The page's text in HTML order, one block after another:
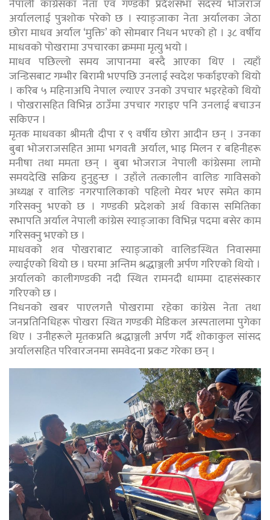
नेपाली कांग्रेसका नेता एवं गण्डकी प्रदेशसभा सदस्य भोजराज
अर्याललाई पुत्रशोक परेको छ । स्याङ्जाका नेता अर्यालका जेठा
छोरा माधव अर्याल ‘मुक्ति’ को सोमबार निधन भएको हो । ३८ वर्षीय
माधवको पोखरामा उपचारका क्रममा मृत्यु भयो ।
माधव पछिल्लो समय जापानमा बस्दै आएका थिए । त्यहाँ
जन्डिसबाट गम्भीर बिरामी भएपछि उनलाई स्वदेश फर्काइएको थियो
। करिब ५ महिनाअघि नेपाल ल्याएर उनको उपचार भइरहेको थियो
। पोखरासहित विभिन्न ठाउँमा उपचार गराइए पनि उनलाई बचाउन
सकिएन ।
मृतक माधवका श्रीमती दीपा र ९ वर्षीय छोरा आदीन छन् । उनका
बुबा भोजराजसहित आमा भगवती अर्याल, भाइ मिलन र बहिनीहरू
मनीषा तथा ममता छन् । बुबा भोजराज नेपाली कांग्रेसमा लामो
समयदेखि सक्रिय हुनुहुन्छ । उहाँले तत्कालीन वालिङ गाविसको
अध्यक्ष र वालिङ नगरपालिकाको पहिलो मेयर भएर समेत काम
गरिसक्नु भएको छ । गण्डकी प्रदेशको अर्थ विकास समितिका
सभापति अर्याल नेपाली कांग्रेस स्याङ्जाका विभिन्न पदमा बसेर काम
गरिसक्नु भएको छ ।
माधवको शव पोखराबाट स्याङ्जाको वालिङस्थित निवासमा
ल्याईएको थियो छ । घरमा अन्तिम श्रद्धाञ्जली अर्पण गरिएको थियो ।
अर्यालको कालीगण्डकी नदी स्थित रामनदी धाममा दाहसंस्कार
गरिएको छ ।
निधनको खबर पाएलगत्तै पोखरामा रहेका कांग्रेस नेता तथा
जनप्रतिनिधिहरू पोखरा स्थित गण्डकी मेडिकल अस्पतालमा पुगेका
थिए । उनीहरूले मृतकप्रति श्रद्धाञ्जली अर्पण गर्दै शोकाकुल सांसद
अर्यालसहित परिवारजनमा समवेदना प्रकट गरेका छन् ।